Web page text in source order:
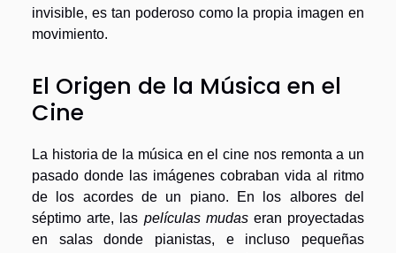
invisible, es tan poderoso como la propia imagen en
movimiento.
El Origen de la Música en el
Cine
La historia de la música en el cine nos remonta a un
pasado donde las imágenes cobraban vida al ritmo
de los acordes de un piano. En los albores del
séptimo arte, las películas mudaseran proyectadas
en salas donde pianistas, e incluso pequeñas